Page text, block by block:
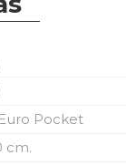
Pocket
cm.